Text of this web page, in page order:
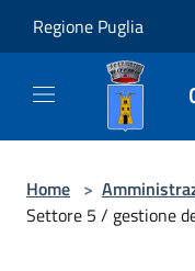
Regione Puglia
Home >
Settore 5 / gestione